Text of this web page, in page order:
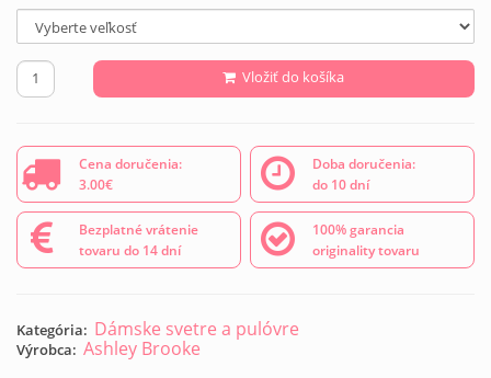
Vložiť do košíka
Cena doručenia:
3.00€
Doba doručenia:
do 10 dní
Bezplatné vrátenie
tovaru do 14 dní
100% garancia
originality tovaru
Kategória: Dámske svetre a pulóvre
Výrobca: Ashley Brooke